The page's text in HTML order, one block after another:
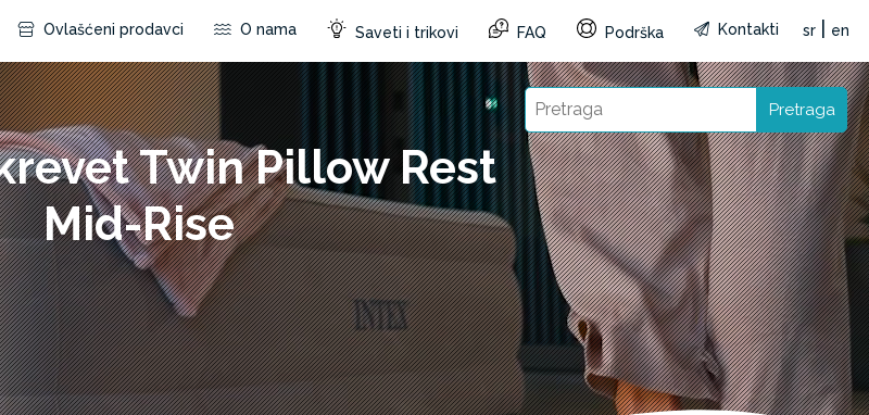
Ovlašćeni prodavci O nama Saveti i trikovi FAQ Podrška Kontakti sr en
Pretraga
Twin Pillow Rest
Mid-Rise